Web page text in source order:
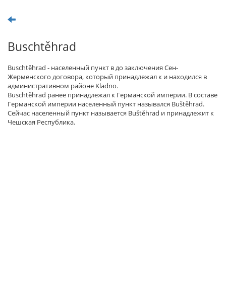
Buschtěhrad
Buschtěhrad - населенный пункт в до заключения Сен-
Жерменского договора, который принадлежал к и находился в
административном районе Kladno.
Buschtěhrad ранее принадлежал к Германской империи. В составе
Германской империи населенный пункт назывался Buštěhrad.
Сейчас населенный пункт называется Buštěhrad и принадлежит к
Чешская Республика.